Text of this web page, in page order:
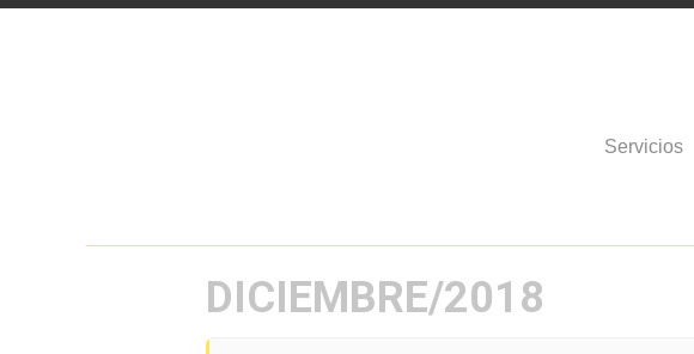
Servicios
DICIEMBRE/2018